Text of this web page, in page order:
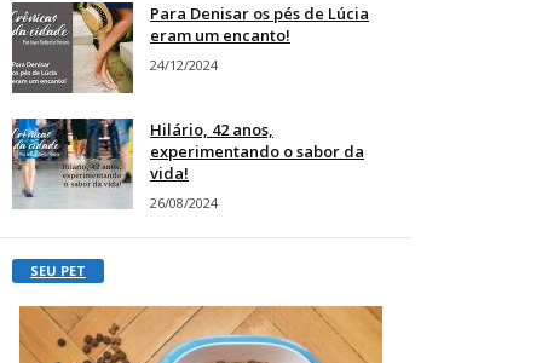
Para Denisar os pés de Lúcia
eram um encanto!
24/12/2024
Hilário, 42 anos,
experimentando o sabor da
vida!
26/08/2024
SEU PET